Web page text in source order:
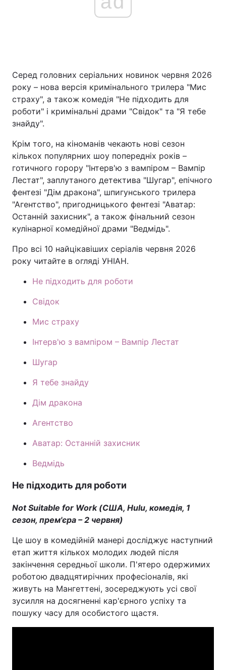
Серед головних серіальних новинок червня 2026
року – нова версія кримінального трилера "Мис
страху", а також комедія "Не підходить для
роботи" і кримінальні драми "Свідок" та "Я тебе
знайду".
Крім того, на кіноманів чекають нові сезон
кількох популярних шоу попередніх років –
готичного горору "Інтерв'ю з вампіром – Вампір
Лестат", заплутаного детектива "Шугар", епічного
фентезі "Дім дракона", шпигунського трилера
"Агентство", пригодницького фентезі "Аватар:
Останній захисник", а також фінальний сезон
кулінарної комедійної драми "Ведмідь".
Про всі 10 найцікавіших серіалів червня 2026
року читайте в огляді УНІАН.
Не підходить для роботи
Свідок
Мис страху
Інтерв'ю з вампіром – Вампір Лестат
Шугар
Я тебе знайду
Дім дракона
Агентство
Аватар: Останній захисник
Ведмідь
Не підходить для роботи
Not Suitable for Work (США, Hulu, комедія, 1
сезон, прем'єра – 2 червня)
Це шоу в комедійній манері досліджує наступний
етап життя кількох молодих людей після
закінчення середньої школи. П'ятеро одержимих
роботою двадцятирічних професіоналів, які
живуть на Мангеттені, зосереджують усі свої
зусилля на досягненні кар'єрного успіху та
пошуку часу для особистого щастя.